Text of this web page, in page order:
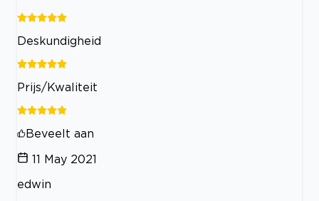
Deskundigheid
Prijs/Kwaliteit
Beveelt aan
11 May 2021
edwin